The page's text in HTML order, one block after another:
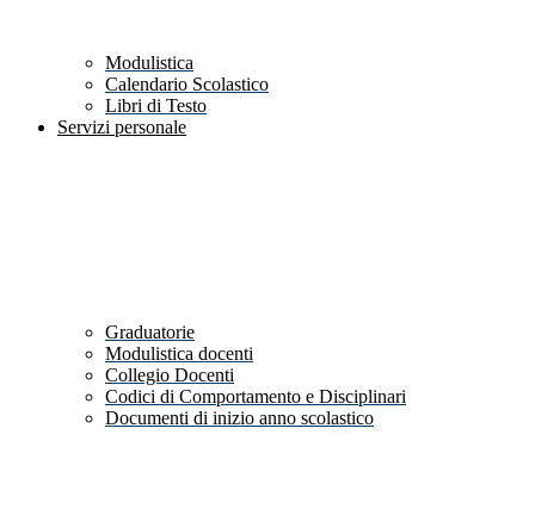
Modulistica
Calendario Scolastico
Libri di Testo
Servizi personale
Graduatorie
Modulistica docenti
Collegio Docenti
Codici di Comportamento e Disciplinari
Documenti di inizio anno scolastico